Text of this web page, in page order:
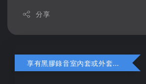
分享
享有黑膠錄音室內套或外套折扣